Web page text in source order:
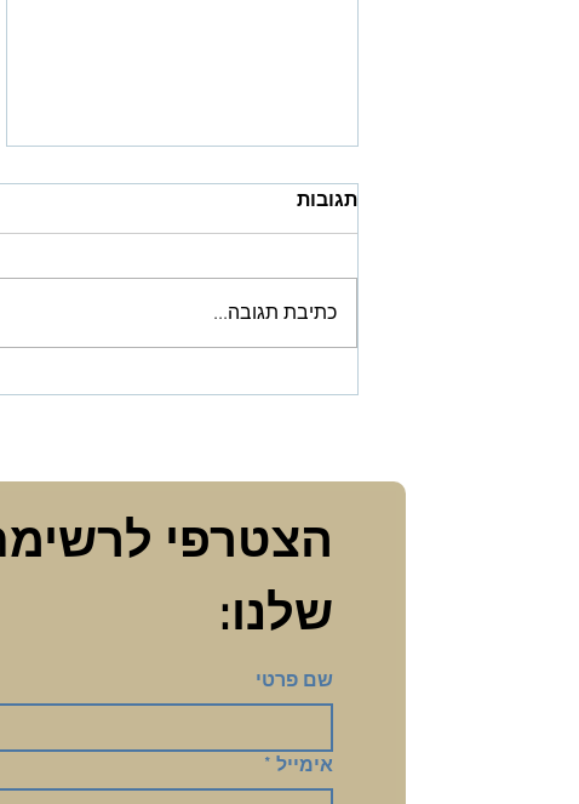
תגובות
כתיבת תגובה...
שלנו:
שם פרטי
אימייל *